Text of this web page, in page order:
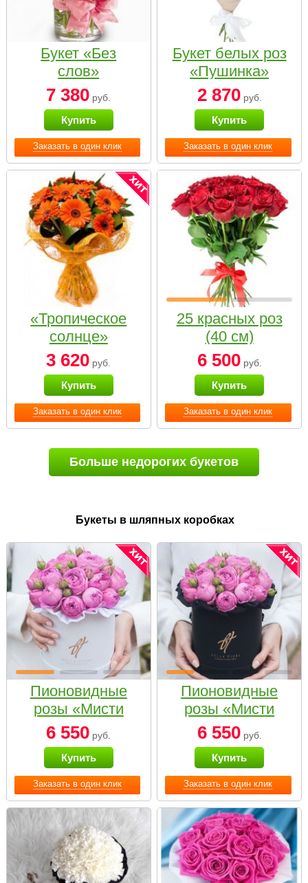
Заказать в один клик
Букет «Без
слов»
7 380 руб.
Купить
Заказать в один клик
Букет белых роз
«Пушинка»
2 870руб.
Купить
Заказать в один клик
«Тропическое
солнце»
3 620 руб.
Купить
Заказать в один клик
25 красных роз
(40 см)
6 500руб.
Купить
Больше недорогих букетов
Букеты в шляпных коробках
Заказать в один клик
Пионовидные
розы «Мисти
бабблс» в белой
коробке Small
6 550 руб.
Купить
Заказать в один клик
Пионовидные
розы «Мисти
бабблс» в
черной коробке
Small
6 550руб.
Купить